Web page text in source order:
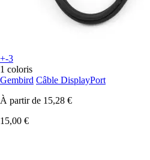
+-3
1 coloris
Gembird Câble DisplayPort
À partir de 15,28 €
15,00 €